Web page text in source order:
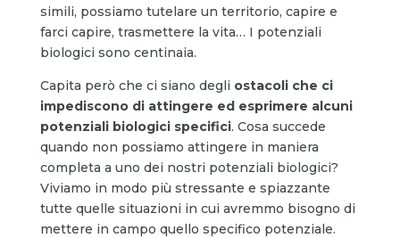
simili, possiamo tutelare un territorio, capire e
farci capire, trasmettere la vita… I potenziali
biologici sono centinaia.
Capita però che ci siano degli ostacoli che ci
impediscono di attingere ed esprimere alcuni
potenziali biologici specifici. Cosa succede
quando non possiamo attingere in maniera
completa a uno dei nostri potenziali biologici?
Viviamo in modo più stressante e spiazzante
tutte quelle situazioni in cui avremmo bisogno di
mettere in campo quello specifico potenziale.